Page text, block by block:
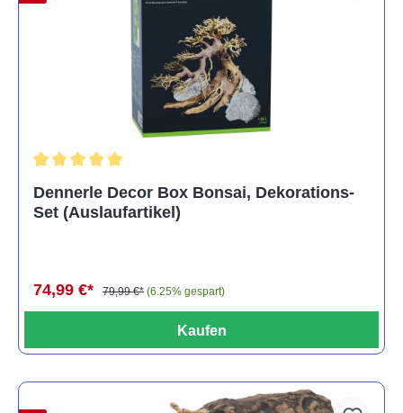
Dennerle Decor Box Bonsai, Dekorations-
Set (Auslaufartikel)
74,99 €* 79,99 €* (6.25% gespart)
Kaufen